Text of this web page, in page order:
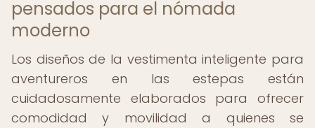
pensados para el nómada
moderno
Los diseños de la vestimenta inteligente para
aventureros en las estepas están
cuidadosamente elaborados para ofrecer
comodidad y movilidad a quienes se